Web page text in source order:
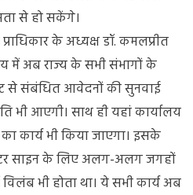
से हो सकेंगे।
के अध्यक्ष डॉ. कमलप्रीत
में अब राज्य के सभी संभागों के
से संबंधित आवेदनों की सुनवाई
भी आएगी। साथ ही यहां कार्यालय
कार्य भी किया जाएगा। इसके
साइन के लिए अलग-अलग जगहों
भी होता था। ये सभी कार्य अब